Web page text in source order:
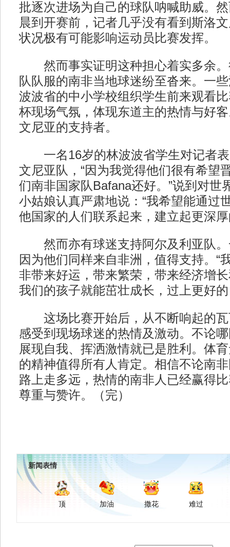
批逐次进场为自己的球队呐喊助威。
晨到开赛前，记者几乎没有看到斯洛
状况极有可能影响运动员比赛发挥。
然而事实证明这种担心着实多余。
队队服的南非当地球迷纷至沓来。一
波波省的中小学校组织学生前来观看
杯现场气氛，体现东道主的热情与好
文尼亚的支持者。
一名16岁的林波波省学生对记者表
文尼亚队，“因为我觉得他们很有希望
们南非国家队Bafana还好。”说到对世
小姑娘认真严肃地说：“我希望能通过
他国家的人们联系起来，建立起更深厚
然而亦有球迷支持阿尔及利亚队。
因为他们同样来自非洲，值得支持。“
非带来好运，带来繁荣，带来经济增
我们的孩子就能茁壮成长，过上更好的
这场比赛开始后，从不断响起的瓦
感受到现场球迷的热情及激动。不论
展现自我、挥洒激情就已是胜利。体
的精神值得所有人肯定。相信不论南
路上走多远，热情的南非人已经赢得
尊重与赞许。（完）
新闻表情
顶 加油 撒花 难过